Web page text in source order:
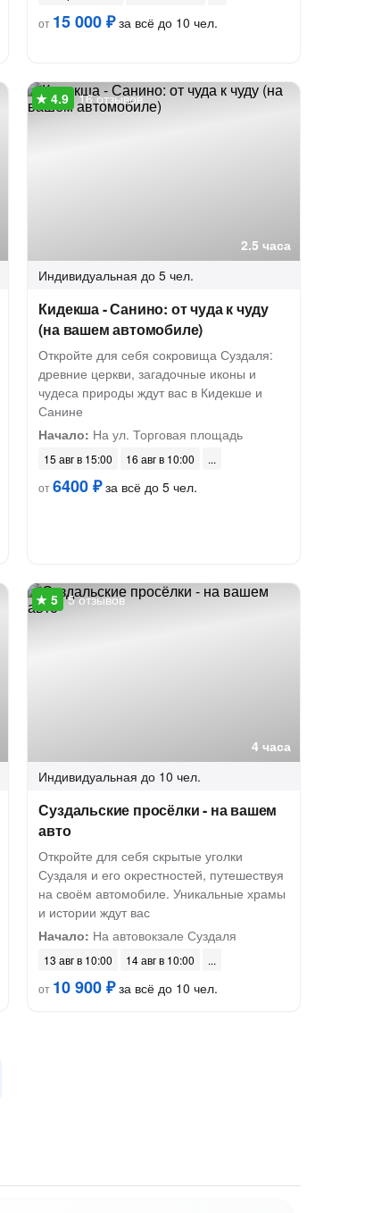
от 15 000 ₽за всё до 10 чел.
2.5 часа
16 отзывов
Индивидуальная до 5 чел.
Кидекша - Санино: от чуда к чуду
(на вашем автомобиле)
Откройте для себя сокровища Суздаля:
древние церкви, загадочные иконы и
чудеса природы ждут вас в Кидекше и
Санине
Начало: На ул. Торговая площадь
15 авг в 15:00
16 авг в 10:00
от6400 ₽за всё до 5 чел.
4 часа
5 отзывов
Индивидуальная до 10 чел.
Суздальские просёлки - на вашем
авто
Откройте для себя скрытые уголки
Суздаля и его окрестностей, путешествуя
на своём автомобиле. Уникальные храмы
и истории ждут вас
Начало: На автовокзале Суздаля
13 авг в 10:00
14 авг в 10:00
от 10 900 ₽за всё до 10 чел.